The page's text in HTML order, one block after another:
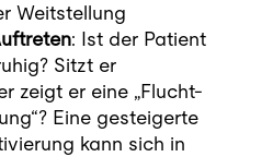
Weitstellung
: Ist der Patient
Sitzt er
zeigt er eine „Flucht-
Eine gesteigerte
kann sich in